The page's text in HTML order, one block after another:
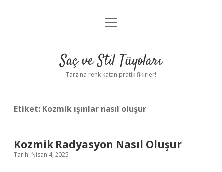
Anasayfa
Yasal Uyarı
menüyü
Saç ve Stil Tüyoları
Tarzına renk katan pratik fikirler!
Etiket: Kozmik ışınlar nasıl oluşur
Kozmik Radyasyon Nasıl Oluşur
Tarih: Nisan 4, 2025